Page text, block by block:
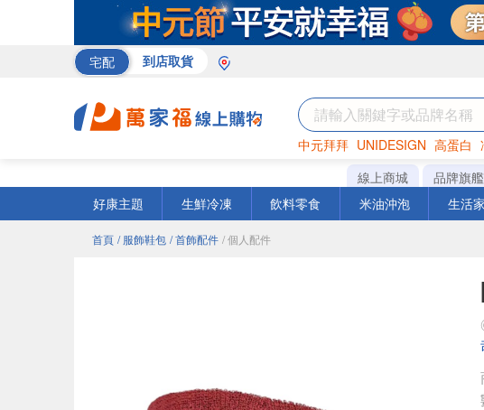
宅配 到店取貨
中元拜拜 UNIDESIGN 高蛋白
巧克力 衛生紙 咖啡
線上商城 品牌旗
好康主題
生鮮冷凍 飲料零食 米油沖泡 生活
首頁 / 服飾鞋包 / 首飾配件 / 個人配件